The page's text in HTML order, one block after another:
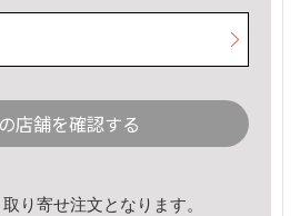
店舗を確認する
り寄せ注文となります。